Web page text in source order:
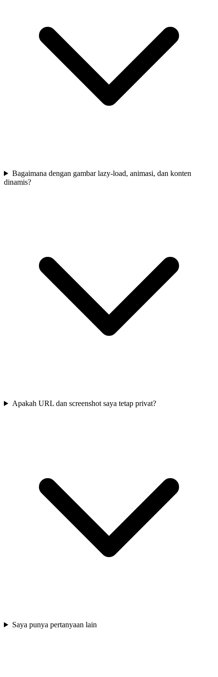
Bagaimana dengan gambar lazy-load, animasi, dan konten
dinamis?
Apakah URL dan screenshot saya tetap privat?
Saya punya pertanyaan lain